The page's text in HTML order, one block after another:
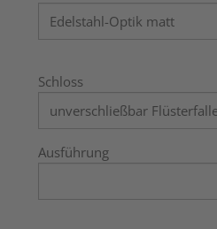
Schloss
Ausführung